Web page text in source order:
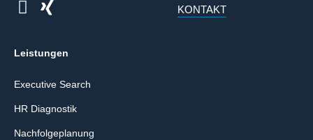
KONTAKT
Leistungen
Executive Search
HR Diagnostik
Nachfolgeplanung